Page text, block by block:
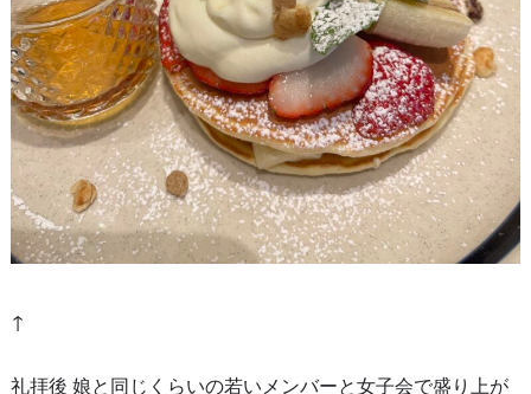
↑
礼拝後 娘と同じくらいの若いメンバーと女子会で盛り上が